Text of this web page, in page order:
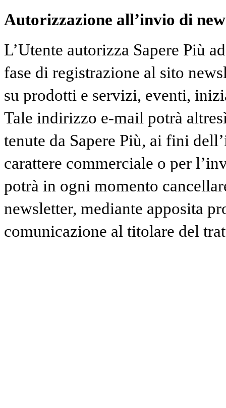
Autorizzazione all’invio di
L’Utente autorizza Sapere Più
fase di registrazione al sito
su prodotti e servizi, eventi,
Tale indirizzo e-mail potrà
tenute da Sapere Più, ai fini
carattere commerciale o per
potrà in ogni momento
newsletter, mediante apposita
comunicazione al titolare del